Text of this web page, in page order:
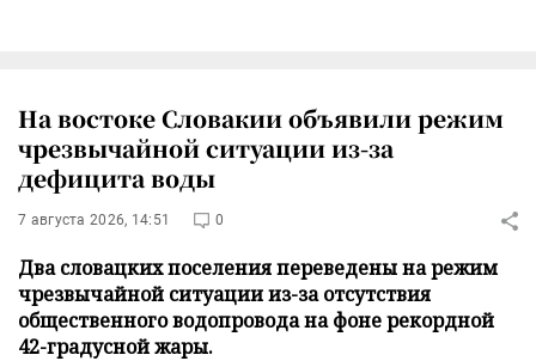
На востоке Словакии объявили режим
чрезвычайной ситуации из-за
дефицита воды
7 августа 2026, 14:51 0
Два словацких поселения переведены на режим
чрезвычайной ситуации из-за отсутствия
общественного водопровода на фоне рекордной
42-градусной жары.